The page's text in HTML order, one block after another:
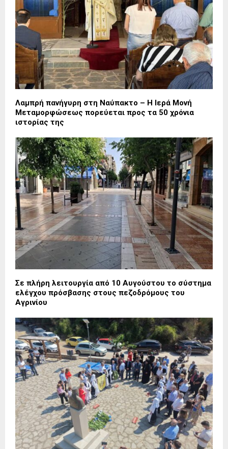
Λαμπρή πανήγυρη στη Ναύπακτο – Η Ιερά Μονή
Μεταμορφώσεως πορεύεται προς τα 50 χρόνια
ιστορίας της
Σε πλήρη λειτουργία από 10 Αυγούστου το σύστημα
ελέγχου πρόσβασης στους πεζοδρόμους του
Αγρινίου